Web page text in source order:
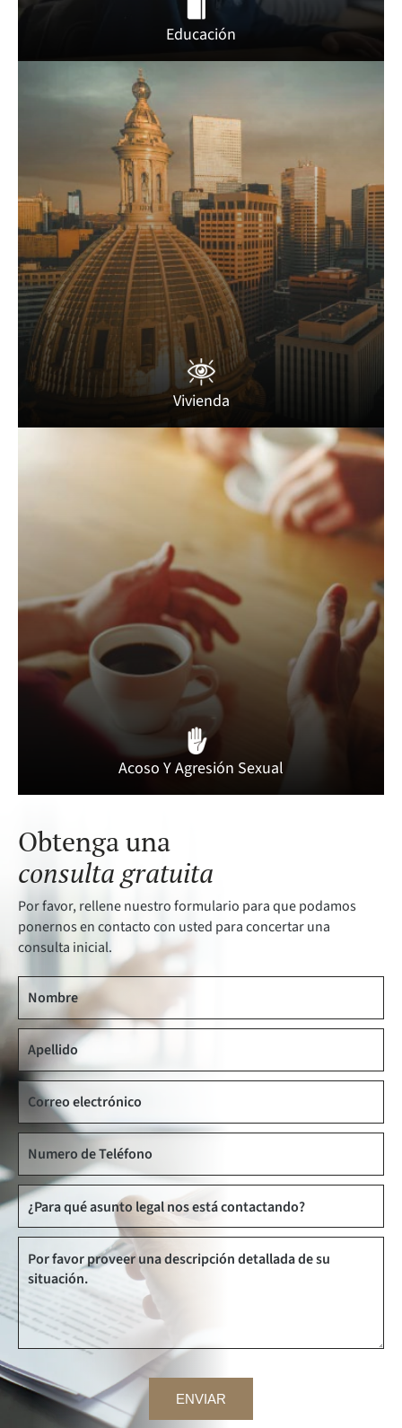
Educación
Vivienda
Acoso Y Agresión Sexual
Obtenga una
consulta gratuita
Por favor, rellene nuestro formulario para que podamos
ponernos en contacto con usted para concertar una
consulta inicial.
ENVIAR